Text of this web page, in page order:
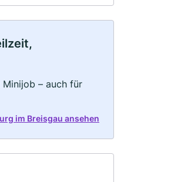
– auch für
im Breisgau ansehen